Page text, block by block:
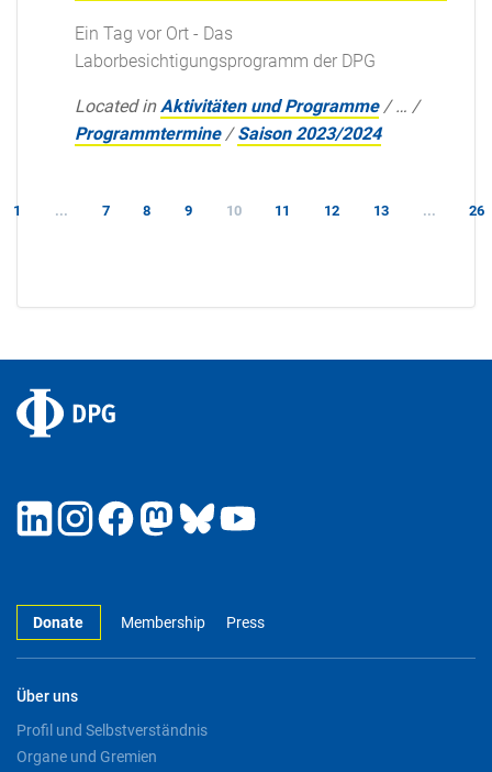
Ein Tag vor Ort - Das
Laborbesichtigungsprogramm der DPG
Located in Aktivitäten und Programme /… /
Programmtermine /Saison 2023/2024
1 ... 7 8 9 10 11 12 13 ... 26
Donate Membership Press
Über uns
Profil und Selbstverständnis
Organe und Gremien